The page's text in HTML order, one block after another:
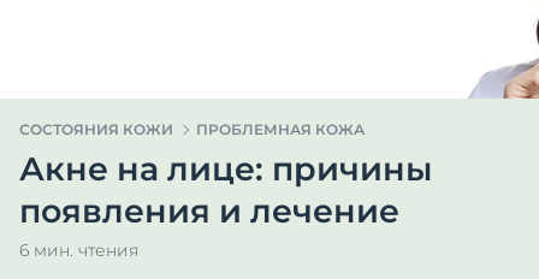
СОСТОЯНИЯ КОЖИ ПРОБЛЕМНАЯ КОЖА
Акне на лице: причины
появления и лечение
6 мин. чтения